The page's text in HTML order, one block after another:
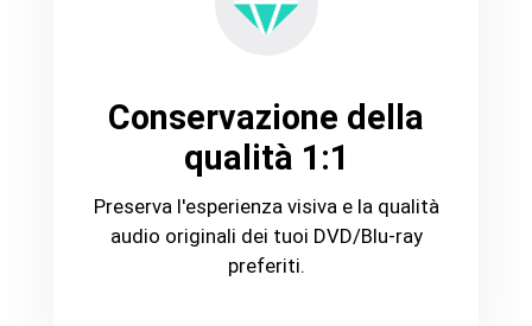
Conservazione della
qualità 1:1
Preserva l'esperienza visiva e la qualità
audio originali dei tuoi DVD/Blu-ray
preferiti.